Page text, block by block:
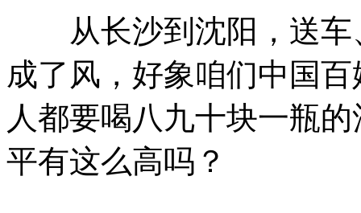
从长沙到沈阳，送车
成了风，好象咱们中国
人都要喝八九十块一瓶
平有这么高吗？